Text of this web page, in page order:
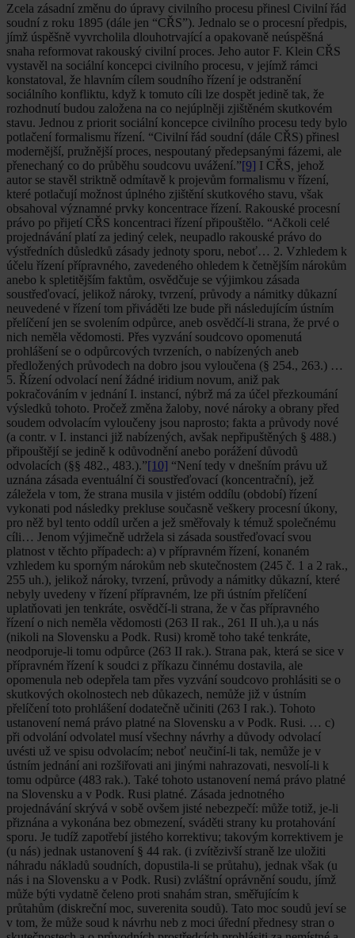
Zcela zásadní změnu do úpravy civilního procesu přinesl Civilní řád
soudní z roku 1895 (dále jen “CŘS”). Jednalo se o procesní předpis,
jímž úspěšně vyvrcholila dlouhotrvající a opakovaně neúspěšná
snaha reformovat rakouský civilní proces. Jeho autor F. Klein CŘS
vystavěl na sociální koncepci civilního procesu, v jejímž rámci
konstatoval, že hlavním cílem soudního řízení je odstranění
sociálního konfliktu, když k tomuto cíli lze dospět jedině tak, že
rozhodnutí budou založena na co nejúplněji zjištěném skutkovém
stavu. Jednou z priorit sociální koncepce civilního procesu tedy bylo
potlačení formalismu řízení. “Civilní řád soudní (dále CŘS) přinesl
modernější, pružnější proces, nespoutaný předepsanými fázemi, ale
přenechaný co do průběhu soudcovu uvážení.”[9] I CŘS, jehož
autor se stavěl striktně odmítavě k projevům formalismu v řízení,
které potlačují možnost úplného zjištění skutkového stavu, však
obsahoval významné prvky koncentrace řízení. Rakouské procesní
právo po přijetí CŘS koncentraci řízení připouštělo. “Ačkoli celé
projednávání platí za jediný celek, neupadlo rakouské právo do
výstředních důsledků zásady jednoty sporu, neboť… 2. Vzhledem k
účelu řízení přípravného, zavedeného ohledem k četnějším nárokům
anebo k spletitějším faktům, osvědčuje se výjimkou zásada
soustřeďovací, jelikož nároky, tvrzení, průvody a námitky důkazní
neuvedené v řízení tom přiváděti lze bude při následujícím ústním
přelíčení jen se svolením odpůrce, aneb osvědčí-li strana, že prvé o
nich neměla vědomosti. Přes vyzvání soudcovo opomenutá
prohlášení se o odpůrcových tvrzeních, o nabízených aneb
předložených průvodech na dobro jsou vyloučena (§ 254., 263.) …
5. Řízení odvolací není žádné iridium novum, aniž pak
pokračováním v jednání I. instancí, nýbrž má za účel přezkoumání
výsledků tohoto. Pročež změna žaloby, nové nároky a obrany před
soudem odvolacím vyloučeny jsou naprosto; fakta a průvody nové
(a contr. v I. instanci již nabízených, avšak nepřipuštěných § 488.)
připouštějí se jedině k odůvodnění anebo porážení důvodů
odvolacích (§§ 482., 483.).”[10] “Není tedy v dnešním právu už
uznána zásada eventuální či soustřeďovací (koncentrační), jež
záležela v tom, že strana musila v jistém oddílu (období) řízení
vykonati pod následky prekluse současně veškery procesní úkony,
pro něž byl tento oddíl určen a jež směřovaly k témuž společnému
cíli… Jenom výjimečně udržela si zásada soustřeďovací svou
platnost v těchto případech: a) v přípravném řízení, konaném
vzhledem ku sporným nárokům neb skutečnostem (245 č. 1 a 2 rak.,
255 uh.), jelikož nároky, tvrzení, průvody a námitky důkazní, které
nebyly uvedeny v řízení přípravném, lze při ústním přelíčení
uplatňovati jen tenkráte, osvědčí-li strana, že v čas přípravného
řízení o nich neměla vědomosti (263 II rak., 261 II uh.),a u nás
(nikoli na Slovensku a Podk. Rusi) kromě toho také tenkráte,
neodporuje-li tomu odpůrce (263 II rak.). Strana pak, která se sice v
přípravném řízení k soudci z příkazu činnému dostavila, ale
opomenula neb odepřela tam přes vyzvání soudcovo prohlásiti se o
skutkových okolnostech neb důkazech, nemůže již v ústním
přelíčení toto prohlášení dodatečně učiniti (263 I rak.). Tohoto
ustanovení nemá právo platné na Slovensku a v Podk. Rusi. … c)
při odvolání odvolatel musí všechny návrhy a důvody odvolací
uvésti už ve spisu odvolacím; neboť neučiní-li tak, nemůže je v
ústním jednání ani rozšiřovati ani jinými nahrazovati, nesvolí-li k
tomu odpůrce (483 rak.). Také tohoto ustanovení nemá právo platné
na Slovensku a v Podk. Rusi platné. Zásada jednotného
projednávání skrývá v sobě ovšem jisté nebezpečí: může totiž, je-li
přiznána a vykonána bez obmezení, sváděti strany ku protahování
sporu. Je tudíž zapotřebí jistého korrektivu; takovým korrektivem je
(u nás) jednak ustanovení § 44 rak. (i zvítězivší straně lze uložiti
náhradu nákladů soudních, dopustila-li se průtahu), jednak však (u
nás i na Slovensku a v Podk. Rusi) zvláštní oprávnění soudu, jímž
může býti vydatně čeleno proti snahám stran, směřujícím k
průtahům (diskreční moc, suverenita soudů). Tato moc soudů jeví se
v tom, že může soud k návrhu neb z moci úřední přednesy stran o